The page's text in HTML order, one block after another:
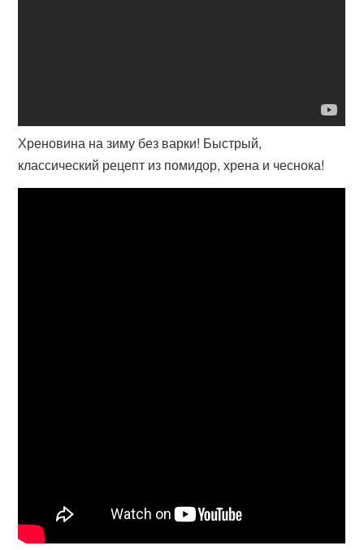
Хреновина на зиму без варки! Быстрый,
классический рецепт из помидор, хрена и чеснока!